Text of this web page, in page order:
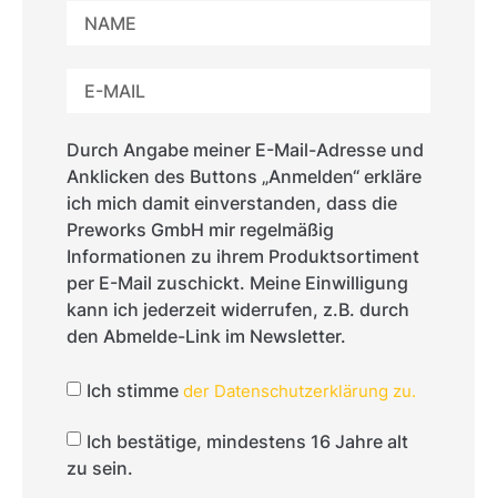
Durch Angabe meiner E-Mail-Adresse und
Anklicken des Buttons „Anmelden“ erkläre
ich mich damit einverstanden, dass die
Preworks GmbH mir regelmäßig
Informationen zu ihrem Produktsortiment
per E-Mail zuschickt. Meine Einwilligung
kann ich jederzeit widerrufen, z.B. durch
den Abmelde-Link im Newsletter.
Ich stimme der Datenschutzerklärung zu.
Ich bestätige, mindestens 16 Jahre alt
zu sein.